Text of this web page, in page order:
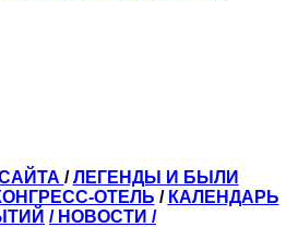
/ЛЕГЕНДЫ И БЫЛИ
ОТЕЛЬ / КАЛЕНДАРЬ
/ НОВОСТИ /